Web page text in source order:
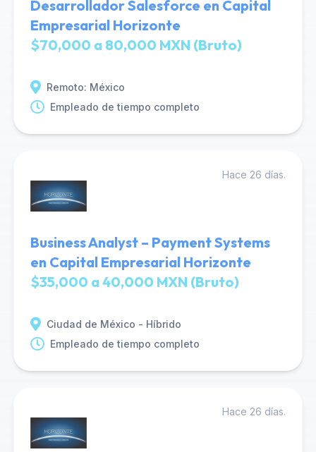
Desarrollador Salesforce en Capital
Empresarial Horizonte
$70,000 a 80,000 MXN (Bruto)
Remoto: México
Empleado de tiempo completo
Hace 26 días.
Business Analyst – Payment Systems
en Capital Empresarial Horizonte
$35,000 a 40,000 MXN (Bruto)
Ciudad de México - Híbrido
Empleado de tiempo completo
Hace 26 días.